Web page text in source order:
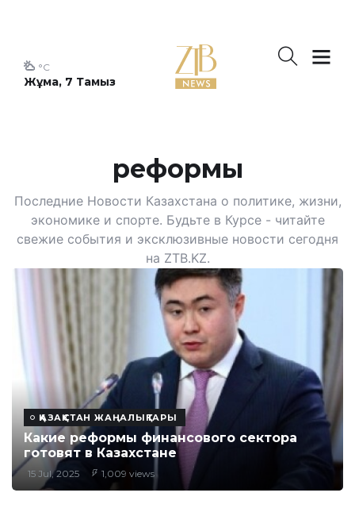
Жұма, 7 Тамыз
°C
реформы
Последние Новости Казахстана о политике, жизни,
экономике и спорте. Будьте в Курсе - читайте
свежие события и эксклюзивные новости сегодня
на ZTB.KZ.
ҚАЗАҚСТАН ЖАҢАЛЫҚТАРЫ
Какие реформы финансового сектора
готовят в Казахстане
15 Jul, 2025 1,009 views